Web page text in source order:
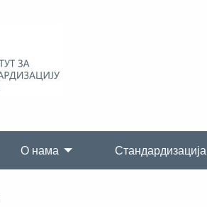
О нама Стандардизација